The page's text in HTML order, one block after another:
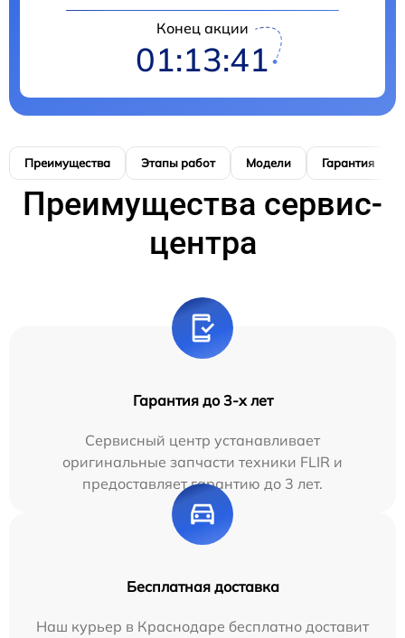
Конец акции
01:13:41
Преимущества Этапы работ Модели Гарантия
Преимущества сервис-
центра
Гарантия до 3-х лет
Сервисный центр устанавливает
оригинальные запчасти техники FLIR и
предоставляет гарантию до 3 лет.
Бесплатная доставка
Наш курьер в Краснодаре бесплатно доставит